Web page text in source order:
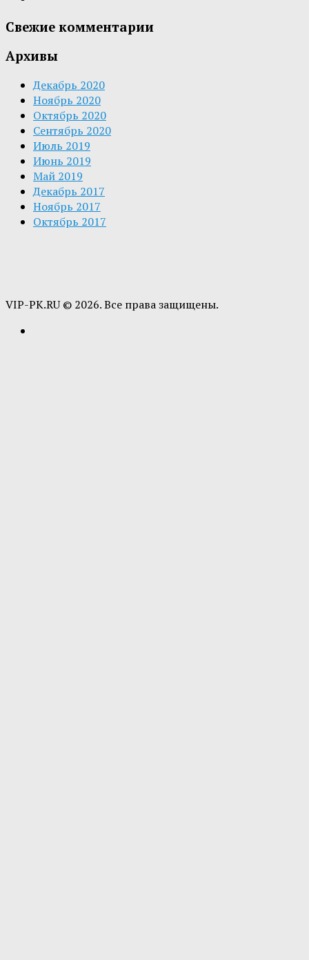
Свежие комментарии
Архивы
Декабрь 2020
Ноябрь 2020
Октябрь 2020
Сентябрь 2020
Июль 2019
Июнь 2019
Май 2019
Декабрь 2017
Ноябрь 2017
Октябрь 2017
VIP-PK.RU © 2026. Все права защищены.